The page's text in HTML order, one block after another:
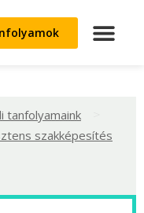
tanfolyamaink
szakképesítés